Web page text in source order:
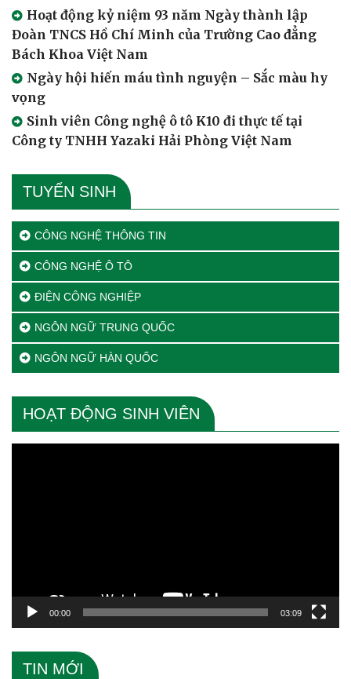
Hoạt động kỷ niệm 93 năm Ngày thành lập
Đoàn TNCS Hồ Chí Minh của Trường Cao đẳng
Bách Khoa Việt Nam
Ngày hội hiến máu tình nguyện – Sắc màu hy
vọng
Sinh viên Công nghệ ô tô K10 đi thực tế tại
Công ty TNHH Yazaki Hải Phòng Việt Nam
TUYỂN SINH
CÔNG NGHỆ THÔNG TIN
CÔNG NGHỆ Ô TÔ
ĐIỆN CÔNG NGHIỆP
NGÔN NGỮ TRUNG QUỐC
NGÔN NGỮ HÀN QUỐC
HOẠT ĐỘNG SINH VIÊN
00:00 03:09
TIN MỚI